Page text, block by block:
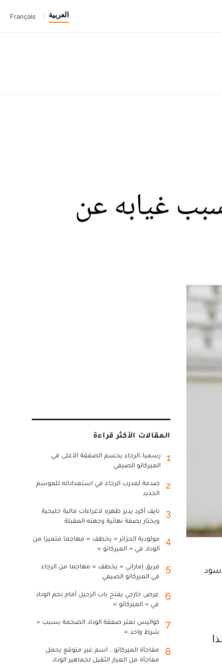
العربية Français
غيابه عن
المقالات الأكثر قراءة
1
رسميا..الرجاء يحسم الصفقة الأغلى في
الميركاتو الصيفي
2
صدمة لمدرب الرجاء في استعداداته للموسم
الجديد
3
نايف أكرد يدير ظهره لاغراءات مالية خليجية
ويختار بصفة نهائية وجهته المقبلة
4
مولودية الجزائر « يخطف » مهاجما متميزا من
الوداد في « الميركاتو »
5
فريق إماراتي « يخطف » مهاجما من الرجاء
في الميركاتو الصيفي
6
عرض خارجي يفتح باب الرحيل أمام نجم الوداد
في « الميركاتو »
7
كواليس تعثر صفقة الوداد الضخمة بسبب «
شرط واحد »
8
مفاجأة الميركاتو... اسم غير متوقع يحمل
مفاجأة من العيار الثقيل لجماهير الوداد